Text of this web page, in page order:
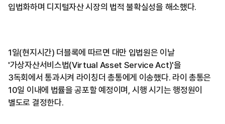
입법화하며 디지털자산 시장의 법적 불확실성을 해소했다.
1일(현지시간) 더블록에 따르면 대만 입법원은 이날
'가상자산서비스법(Virtual Asset Service Act)'을
3독회에서 통과시켜 라이칭더 총통에게 이송했다. 라이 총통은
10일 이내에 법률을 공포할 예정이며, 시행 시기는 행정원이
별도로 결정한다.